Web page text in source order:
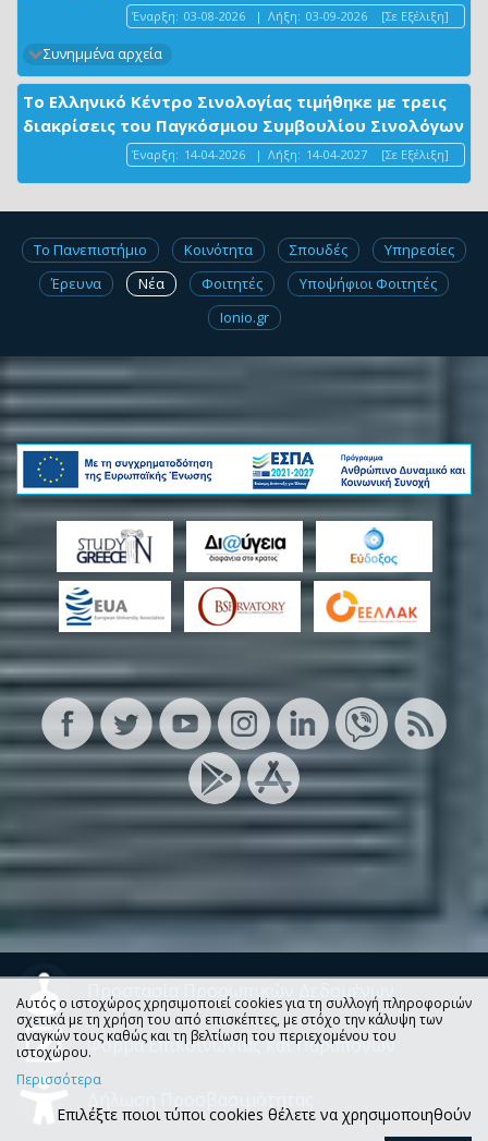
Έναρξη: 03-08-2026 | Λήξη: 03-09-2026 [Σε Εξέλιξη]
Συνημμένα αρχεία
Το Ελληνικό Κέντρο Σινολογίας τιμήθηκε με τρεις
διακρίσεις του Παγκόσμιου Συμβουλίου Σινολόγων
Έναρξη: 14-04-2026 | Λήξη: 14-04-2027 [Σε Εξέλιξη]
Το Πανεπιστήμιο Κοινότητα Σπουδές
Υπηρεσίες
Έρευνα
Νέα Φοιτητές
Υποψήφιοι Φοιτητές
Ionio.gr
Προστασία Προσωπικών Δεδομένων
Φόρμα Επικοινωνίας και Παραπόνων
Αυτός ο ιστοχώρος χρησιμοποιεί cookies για τη συλλογή πληροφοριών
σχετικά με τη χρήση του από επισκέπτες, με στόχο την κάλυψη των
αναγκών τους καθώς και τη βελτίωση του περιεχομένου του
ιστοχώρου.
Περισσότερα
Επιλέξτε ποιοι τύποι cookies θέλετε να χρησιμοποιηθούν